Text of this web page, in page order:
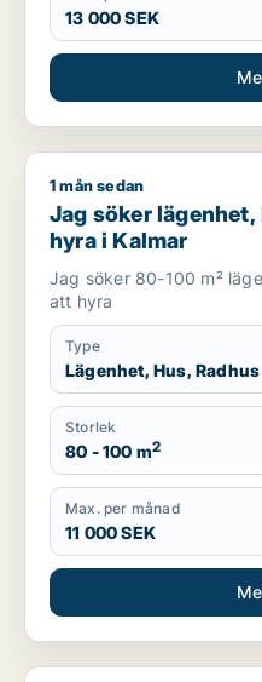
13 000 SEK
Jag söker lägenhet, hus
1 mån sedan
Jag söker
hyra i Kalmar
Jag söker 80-100 m²
att hyra
Type
Lägenhet, Hus, Radhus
Storlek
80 - 100 m2
Max. per månad
11 000 SEK